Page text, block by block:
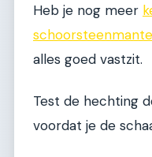
Heb je nog meer
alles goed vastzit.
Test de hechting
voordat je de